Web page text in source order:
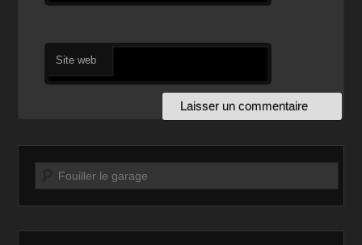
Site web
Recherche